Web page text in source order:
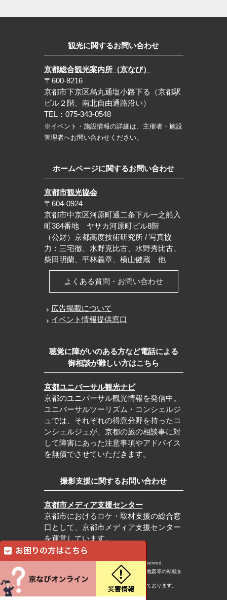
観光に関するお問い合わせ
京都総合観光案内所（京なび）
〒600-8216
京都市下京区烏丸通塩小路下る（京都駅
ビル２階、南北自由通路沿い）
TEL：075-343-0548
※イベント・施設情報の詳細は、主催者・施設
管理者へお問い合わせください。
ホームページに関するお問い合わせ
京都市観光協会
〒604-0924
京都市中京区河原町通二条下ル一之船入
町384番地 ヤサカ河原町ビル8階
（公財）京都高度技術研究所 / 写真協
力：三宅徹、水野克比古、水野秀比古、
柴田明蘭、平林義章、横山健蔵 他
よくある質問・お問い合わせ
広告掲載について
イベント情報提供窓口
聴覚に障がいのある方など電話による
御相談が難しい方はこちら
京都ユニバーサル観光ナビ
京都のユニバーサル観光情報を発信中。
ユニバーサルツーリズム・コンシェルジ
ュでは、それぞれの得意分野を持ったコ
ンシェルジュが、京都の旅の相談事に対
して障害にあった注意事項やアドバイス
を無償でさせていただきます。
撮影支援に関するお問い合わせ
京都市メディア支援センター
京都市におけるロケ・取材支援の総合窓
口として、京都市メディア支援センター
を運営しています。
c Kyoto City Tourism Association All rights reserved.
※本ホームページの内容・写真・イラスト・地図等の転載を
固くお断りします。
※本ホームページの運営は宿泊税を活用しております。